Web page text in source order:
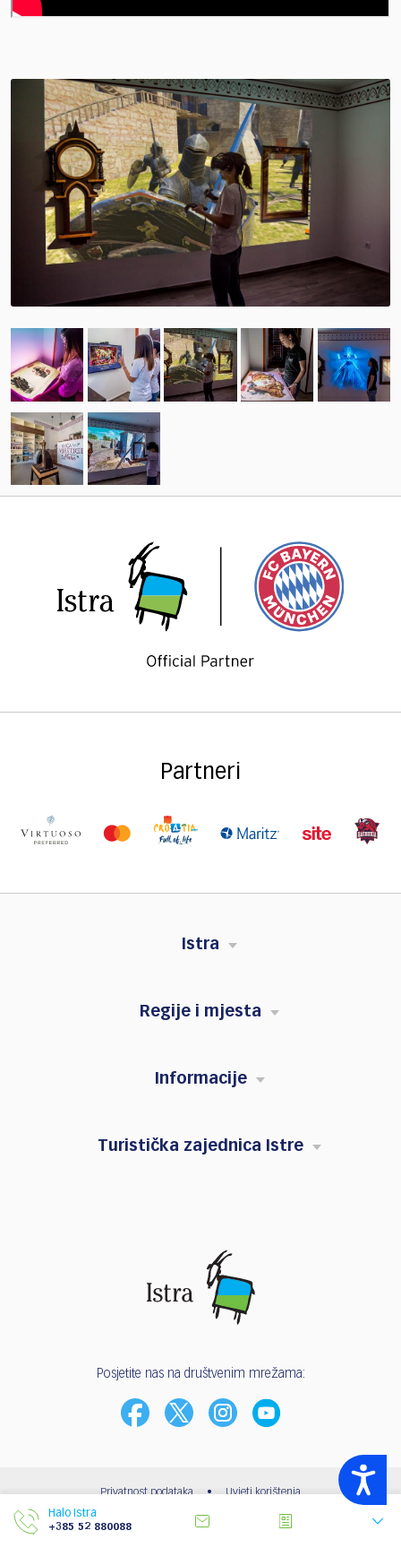
Accessibility
Partneri
Istra
Regije i mjesta
Informacije
Turistička zajednica Istre
Posjetite nas na društvenim mrežama:
Privatnost podataka • Uvjeti korištenja
© 2003 - 2026 | Turistička zajednica Istarske županije
Halo Istra
+385 52 880088